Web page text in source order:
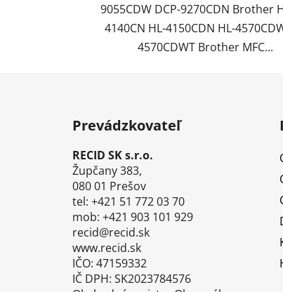
9055CDW DCP-9270CDN Brother
4140CN HL-4150CDN HL-
4570CDWT Brother MFC...
Prevádzkovateľ
RECID SK s.r.o.
Župčany 383,
080 01 Prešov
tel: +421 51 772 03 70
mob: +421 903 101 929
recid@recid.sk
www.recid.sk
IČO: 47159332
IČ DPH: SK2023784576